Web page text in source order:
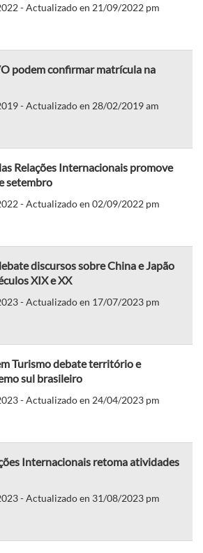
- Actualizado en 21/09/2022 pm
podem confirmar matrícula na
- Actualizado en 28/02/2019 am
Relações Internacionais promove
setembro
- Actualizado en 02/09/2022 pm
discursos sobre China e Japão
XIX e XX
- Actualizado en 17/07/2023 pm
Turismo debate território e
sul brasileiro
- Actualizado en 24/04/2023 pm
Internacionais retoma atividades
- Actualizado en 31/08/2023 pm